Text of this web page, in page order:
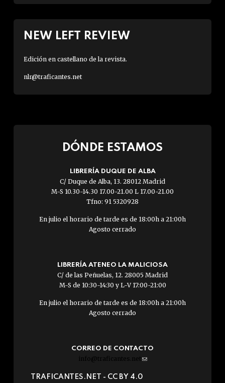
NEW LEFT REVIEW
Edición en castellano de la revista.
nlr@traficantes.net
DÓNDE ESTAMOS
LIBRERÍA DUQUE DE ALBA
C/ Duque de Alba, 13. 28012 Madrid
M-S 10.30-14.30 17.00-21.00 L 17.00-21.00
Tfno: 91 5320928
En julio el horario de tarde es de 18:00h a 21:00h
Agosto cerrado
LIBRERÍA ATENEO LA MALICIOSA
C/ de las Peñuelas, 12. 28005 Madrid
M-S de 10:30-14:30 y L-V 17:00-21:00
En julio el horario de tarde es de 18:00h a 21:00h
Agosto cerrado
CORREO DE CONTACTO
info@traficantes.net (link
e-
TRAFICANTES.NET - CC BY 4.0